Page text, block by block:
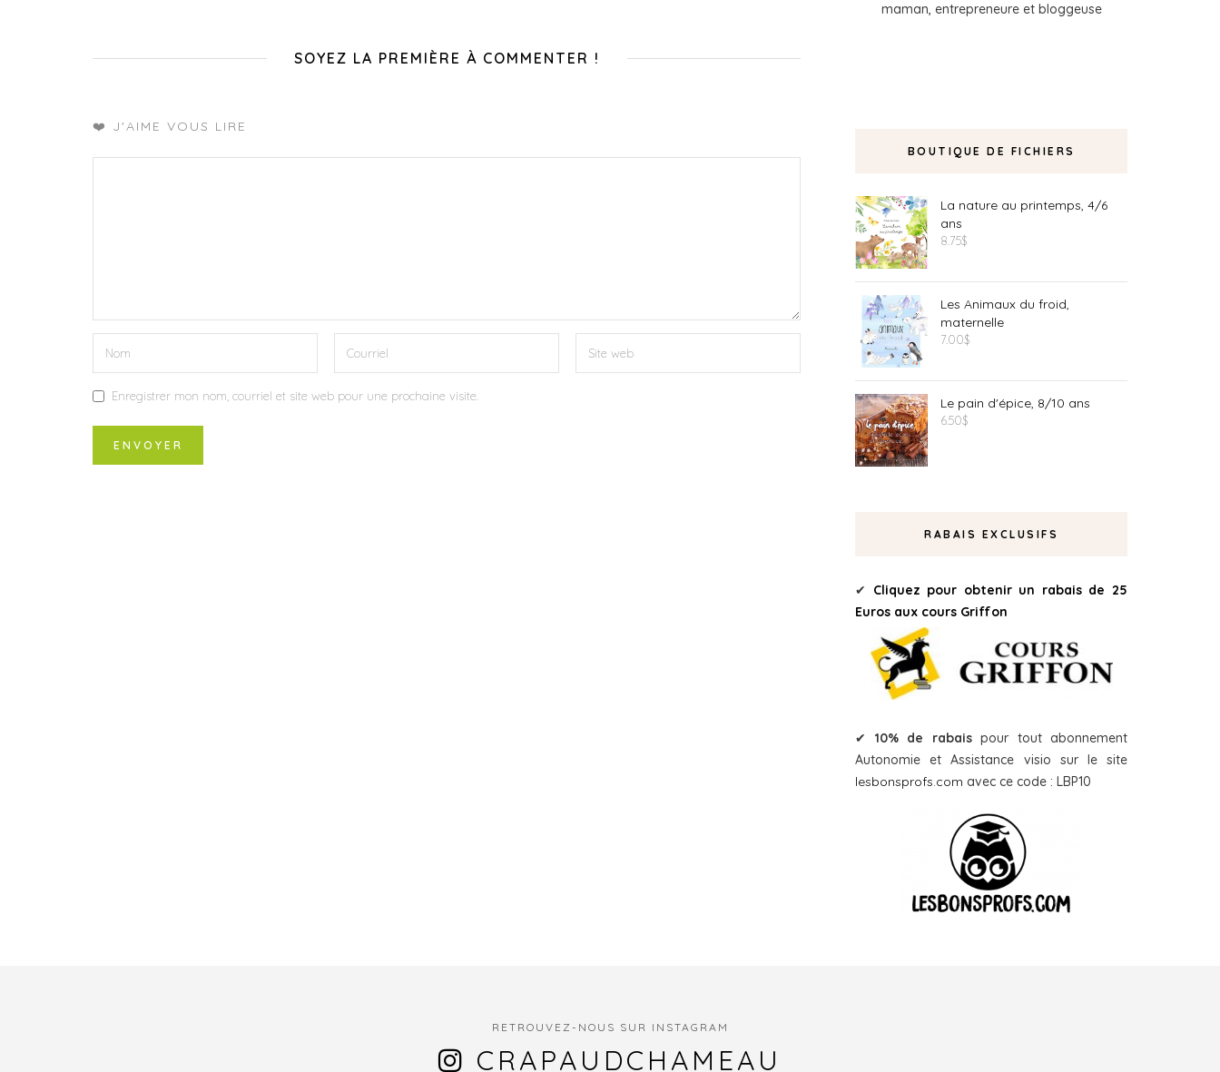
SOYEZ LA PREMIÈRE À COMMENTER !
❤️ J'AIME VOUS LIRE
Enregistrer mon nom, courriel et site web pour une prochaine visite.
maman, entrepreneure et bloggeuse
BOUTIQUE DE FICHIERS
La nature au printemps, 4/6
ans
8.75$
Les Animaux du froid,
maternelle
7.00$
Le pain d'épice, 8/10 ans
6.50$
RABAIS EXCLUSIFS
✔ Cliquez pour obtenir un rabais de 25
Euros aux cours Griffon
✔ 10% de rabaispour tout abonnement
Autonomie et Assistance visio sur le site
lesbonsprofs.com avec ce code : LBP10
RETROUVEZ-NOUS SUR INSTAGRAM
CRAPAUDCHAMEAU